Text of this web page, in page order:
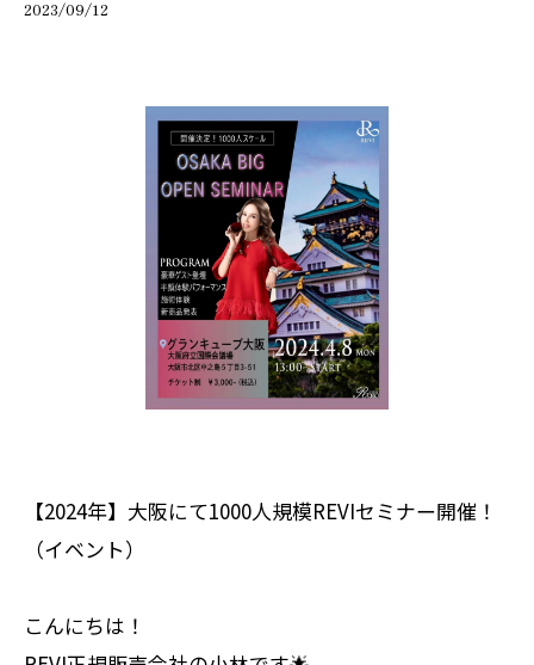
2023/09/12
【2024年】大阪にて1000人規模REVIセミナー開催！
（イベント）
こんにちは！